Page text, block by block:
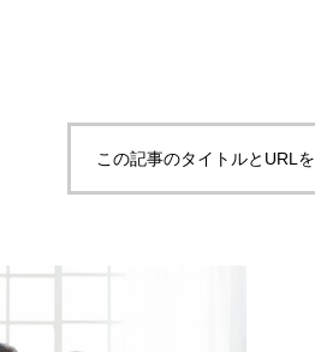
この記事のタイトルとURL